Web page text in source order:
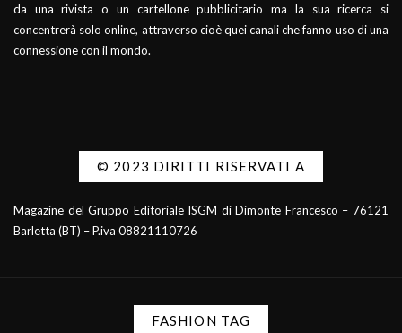
da una rivista o un cartellone pubblicitario ma la sua ricerca si
concentrerà solo online, attraverso cioè quei canali che fanno uso di una
connessione con il mondo.
© 2023 DIRITTI RISERVATI A
Magazine del Gruppo Editoriale ISGM di Dimonte Francesco – 76121
Barletta (BT) – P.iva 08821110726
FASHION TAG